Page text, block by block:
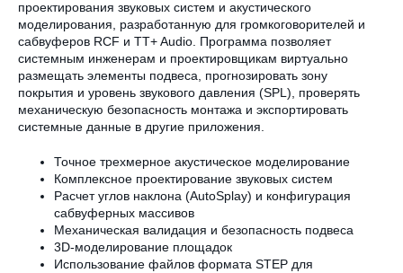
проектирования звуковых систем и акустического
моделирования, разработанную для громкоговорителей и
сабвуферов RCF и TT+ Audio. Программа позволяет
системным инженерам и проектировщикам виртуально
размещать элементы подвеса, прогнозировать зону
покрытия и уровень звукового давления (SPL), проверять
механическую безопасность монтажа и экспортировать
системные данные в другие приложения.
Точное трехмерное акустическое моделирование
Комплексное проектирование звуковых систем
Расчет углов наклона (AutoSplay) и конфигурация
сабвуферных массивов
Механическая валидация и безопасность подвеса
3D-моделирование площадок
Использование файлов формата STEP для